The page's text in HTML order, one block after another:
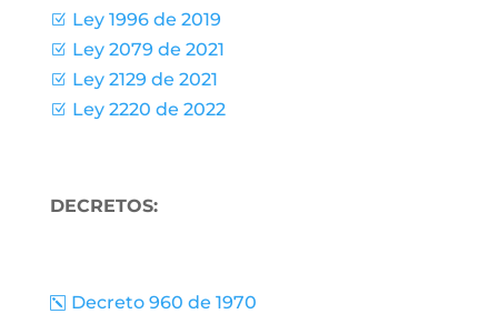
Z Ley 1996 de 2019
Z Ley 2079 de 2021
Z Ley 2129 de 2021
Z Ley 2220 de 2022
DECRETOS:
k Decreto 960 de 1970